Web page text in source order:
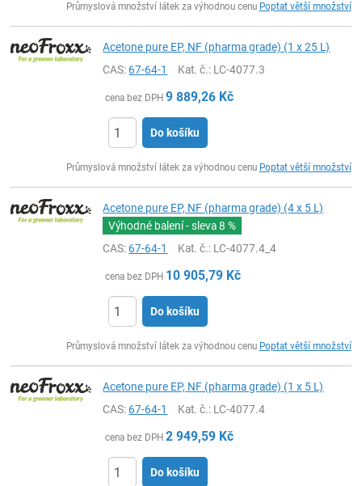
Průmyslová množství látek za výhodnou cenu Poptat větší množství
Acetone pure EP, NF (pharma grade) (1 x 25 L)
CAS:67-64-1 Kat. č.: LC-4077.3
cena bez DPH 9 889,26 Kč
Do košíku
Průmyslová množství látek za výhodnou cenu Poptat větší množství
Acetone pure EP, NF (pharma grade) (4 x 5 L)
Výhodné balení - sleva8 %
CAS:67-64-1 Kat. č.: LC-4077.4_4
cena bez DPH 10 905,79 Kč
Do košíku
Průmyslová množství látek za výhodnou cenu Poptat větší množství
Acetone pure EP, NF (pharma grade) (1 x 5 L)
CAS:67-64-1 Kat. č.: LC-4077.4
cena bez DPH 2 949,59 Kč
Do košíku